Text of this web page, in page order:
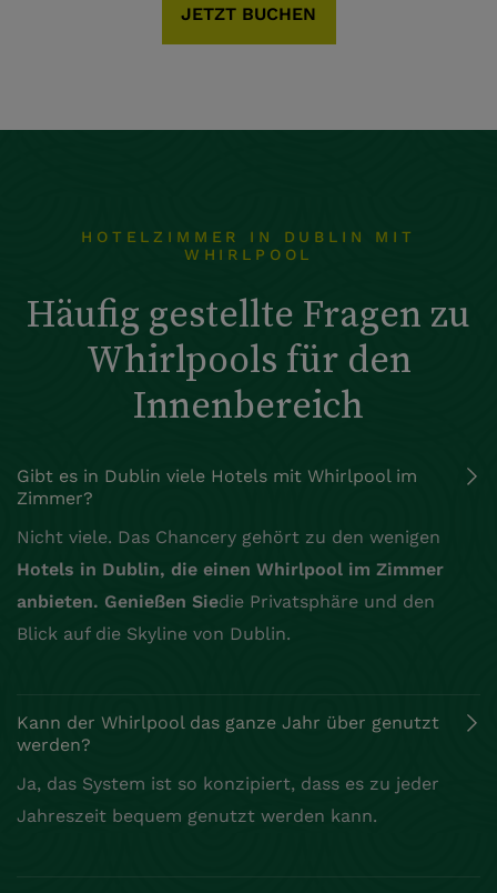
JETZT BUCHEN
HOTELZIMMER IN DUBLIN MIT
WHIRLPOOL
Häufig gestellte Fragen zu
Whirlpools für den
Innenbereich
Gibt es in Dublin viele Hotels mit Whirlpool im
Zimmer?
Nicht viele. Das Chancery gehört zu den wenigen
Hotels in Dublin, die einen Whirlpool im Zimmer
anbieten. Genießen Siedie Privatsphäre und den
Blick auf die Skyline von Dublin.
Kann der Whirlpool das ganze Jahr über genutzt
werden?
Ja, das System ist so konzipiert, dass es zu jeder
Jahreszeit bequem genutzt werden kann.